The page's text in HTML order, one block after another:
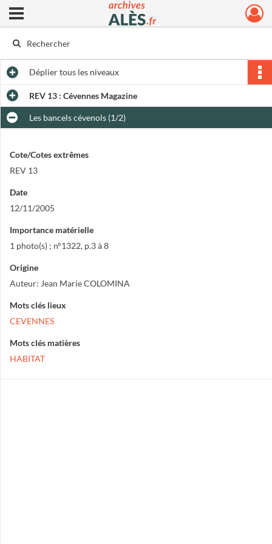
Archives municipales d'Alès
Ouvrir le menu déroulant
Dépliertous les niveaux
REV 13 : Cévennes Magazine
Les bancels cévenols (1/2)
Cote/Cotes extrêmes
REV 13
Date
12/11/2005
Importance matérielle
1 photo(s) ; n°1322, p.3 à 8
Origine
Auteur: Jean Marie COLOMINA
Mots clés lieux
CEVENNES
Mots clés matières
HABITAT